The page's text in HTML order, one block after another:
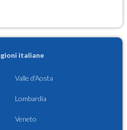
italiane
Valle d'Aosta
Lombardia
Veneto